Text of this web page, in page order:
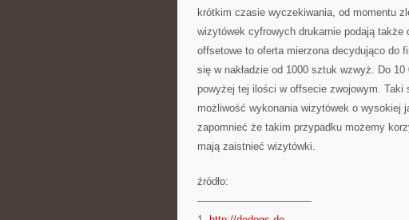
krótkim czasie wyczekiwania, od momentu
wizytówek cyfrowych drukarnie podają
offsetowe to oferta mierzona decydująco do
się w nakładzie od 1000 sztuk wzwyż. Do
powyżej tej ilości w offsecie zwojowym.
możliwość wykonania wizytówek o wysokiej
zapomnieć że takim przypadku możemy
mają zaistnieć wizytówki.
źródło:
———————————